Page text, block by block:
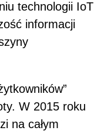
technologii IoT
informacji
W 2015 roku
na całym